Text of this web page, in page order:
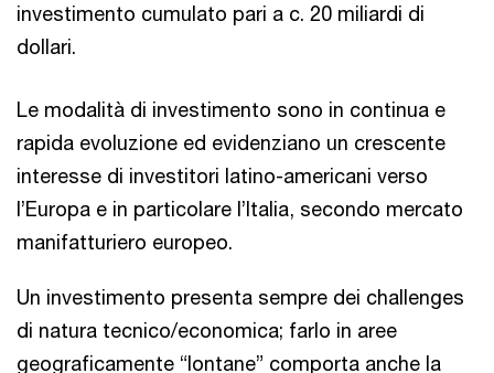
investimento cumulato pari a c. 20 miliardi di
dollari.
Le modalità di investimento sono in continua e
rapida evoluzione ed evidenziano un crescente
interesse di investitori latino-americani verso
l’Europa e in particolare l’Italia, secondo mercato
manifatturiero europeo.
Un investimento presenta sempre dei challenges
di natura tecnico/economica; farlo in aree
geograficamente “lontane” comporta anche la